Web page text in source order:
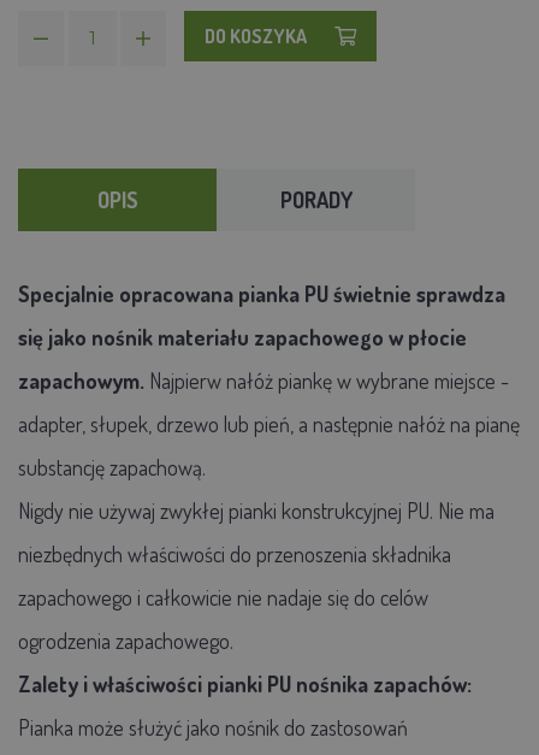
DO KOSZYKA
OPIS PORADY
Specjalnie opracowana pianka PU świetnie sprawdza
się jako nośnik materiału zapachowego w płocie
zapachowym. Najpierw nałóż piankę w wybrane miejsce -
adapter, słupek, drzewo lub pień, a następnie nałóż na pianę
substancję zapachową.
Nigdy nie używaj zwykłej pianki konstrukcyjnej PU. Nie ma
niezbędnych właściwości do przenoszenia składnika
zapachowego i całkowicie nie nadaje się do celów
ogrodzenia zapachowego.
Zalety i właściwości pianki PU nośnika zapachów:
Pianka może służyć jako nośnik do zastosowań